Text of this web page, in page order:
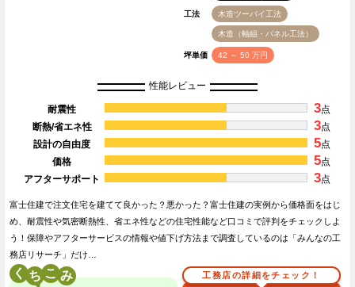
工法 木造ツーバイ工法
木造（軸組・パネル工法）
坪単価 42 ～ 50 万円
性能レビュー
耐震性 3点
断熱/省エネ性
3点
設計の自由度
5点
価格
5点
アフターサポート
3点
富士住建で注文住宅を建てて良かった？悪かった？富士住建の実例から価格面をはじ
め、耐震性や気密断熱性、省エネ性などの住宅性能など口コミで評判をチェックしよ
う！保障やアフターサービスの情報や値下げ方法まで調査しているのは「みんなの工
務店リサーチ」だけ…
く こ 工務店の詳細をチェック！